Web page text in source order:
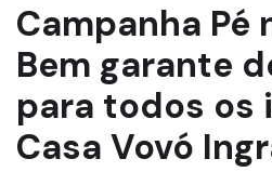
Campanha Pé
Bem garante
para todos os
Casa Vovó